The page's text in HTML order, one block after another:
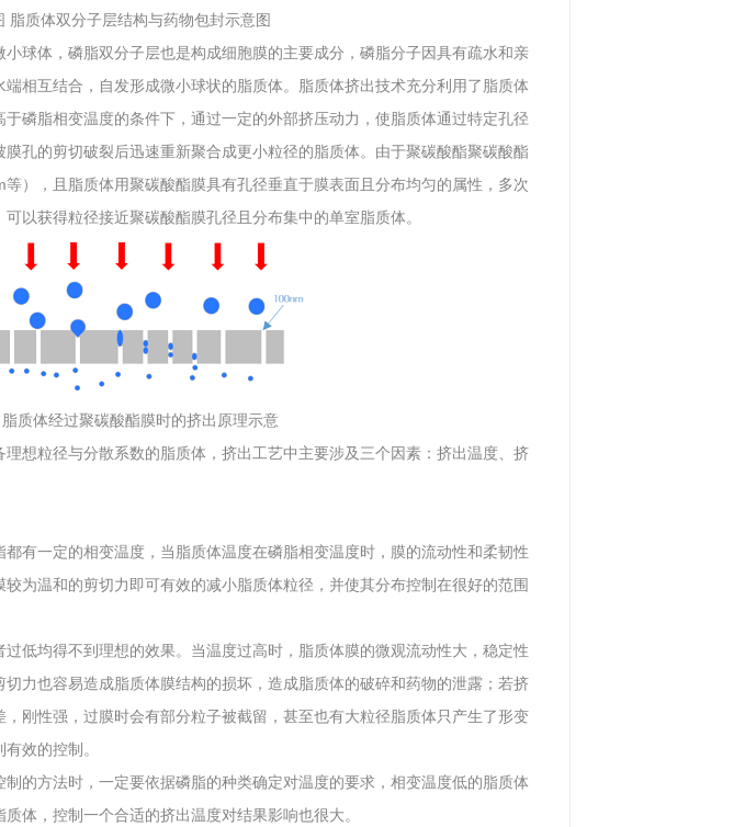
脂质体双分子层结构与药物包封示意图
球体，磷脂双分子层也是构成细胞膜的主要成分，磷脂分子因具有疏水和亲
相互结合，自发形成微小球状的脂质体。脂质体挤出技术充分利用了脂质体
磷脂相变温度的条件下，通过一定的外部挤压动力，使脂质体通过特定孔径
孔的剪切破裂后迅速重新聚合成更小粒径的脂质体。由于聚碳酸酯聚碳酸酯
），且脂质体用聚碳酸酯膜具有孔径垂直于膜表面且分布均匀的属性，多次
以获得粒径接近聚碳酸酯膜孔径且分布集中的单室脂质体。
脂质体经过聚碳酸酯膜时的挤出原理示意
想粒径与分散系数的脂质体，挤出工艺中主要涉及三个因素：挤出温度、挤
有一定的相变温度，当脂质体温度在磷脂相变温度时，膜的流动性和柔韧性
为温和的剪切力即可有效的减小脂质体粒径，并使其分布控制在很好的范围
低均得不到理想的效果。当温度过高时，脂质体膜的微观流动性大，稳定性
力也容易造成脂质体膜结构的损坏，造成脂质体的破碎和药物的泄露；若挤
刚性强，过膜时会有部分粒子被截留，甚至也有大粒径脂质体只产生了形变
效的控制。
的方法时，一定要依据磷脂的种类确定对温度的要求，相变温度低的脂质体
体，控制一个合适的挤出温度对结果影响也很大。